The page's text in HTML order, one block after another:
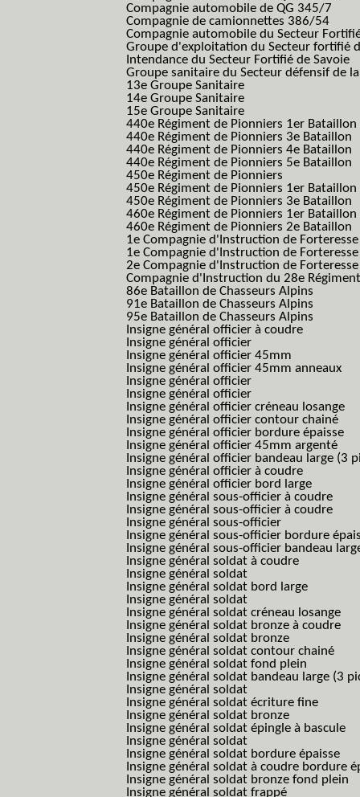
Compagnie automobile de QG 345/7
Compagnie de camionnettes 386/54
Compagnie automobile du Secteur
Groupe d'exploitation du Secteur fortifié
Intendance du Secteur Fortifié de Savoie
Groupe sanitaire du Secteur défensif de
13e Groupe Sanitaire
14e Groupe Sanitaire
15e Groupe Sanitaire
440e Régiment de Pionniers 1er Bataillon
440e Régiment de Pionniers 3e Bataillon
440e Régiment de Pionniers 4e Bataillon
440e Régiment de Pionniers 5e Bataillon
450e Régiment de Pionniers
450e Régiment de Pionniers 1er Bataillon
450e Régiment de Pionniers 3e Bataillon
460e Régiment de Pionniers 1er Bataillon
460e Régiment de Pionniers 2e Bataillon
1e Compagnie d'Instruction de
1e Compagnie d'Instruction de
2e Compagnie d'Instruction de
Compagnie d'Instruction du 28e
86e Bataillon de Chasseurs Alpins
91e Bataillon de Chasseurs Alpins
95e Bataillon de Chasseurs Alpins
Insigne général officier à coudre
Insigne général officier
Insigne général officier 45mm
Insigne général officier 45mm anneaux
Insigne général officier
Insigne général officier
Insigne général officier créneau losange
Insigne général officier contour chainé
Insigne général officier bordure épaisse
Insigne général officier 45mm argenté
Insigne général officier bandeau large (3
Insigne général officier à coudre
Insigne général officier bord large
Insigne général sous-officier à coudre
Insigne général sous-officier à coudre
Insigne général sous-officier
Insigne général sous-officier bordure
Insigne général sous-officier bandeau
Insigne général soldat à coudre
Insigne général soldat
Insigne général soldat bord large
Insigne général soldat
Insigne général soldat créneau losange
Insigne général soldat bronze à coudre
Insigne général soldat bronze
Insigne général soldat contour chainé
Insigne général soldat fond plein
Insigne général soldat bandeau large (3
Insigne général soldat
Insigne général soldat écriture fine
Insigne général soldat bronze
Insigne général soldat épingle à bascule
Insigne général soldat
Insigne général soldat bordure épaisse
Insigne général soldat à coudre bordure
Insigne général soldat bronze fond plein
Insigne général soldat frappé